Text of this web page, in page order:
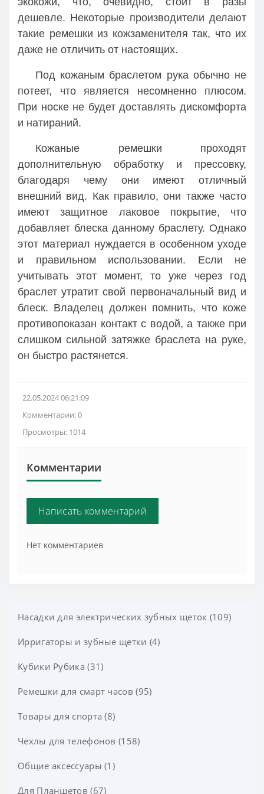
дешевле. Некоторые производители делают
такие ремешки из кожзаменителя так, что их
даже не отличить от настоящих.
Под кожаным браслетом рука обычно не
потеет, что является несомненно плюсом.
При носке не будет доставлять дискомфорта
и натираний.
Кожаные ремешки проходят
дополнительную обработку и прессовку,
благодаря чему они имеют отличный
внешний вид. Как правило, они также часто
имеют защитное лаковое покрытие, что
добавляет блеска данному браслету. Однако
этот материал нуждается в особенном уходе
и правильном использовании. Если не
учитывать этот момент, то уже через год
браслет утратит свой первоначальный вид и
блеск. Владелец должен помнить, что коже
противопоказан контакт с водой, а также при
слишком сильной затяжке браслета на руке,
он быстро растянется.
22.05.2024 06:21:09
Комментарии: 0
Просмотры: 1014
Комментарии
Написать комментарий
Нет комментариев
Насадки для электрических зубных щеток (109)
Насадки Oral-B Braun (56)
Насадки Philips Sonicare (26)
Насадки для Xiaomi Soocas (11)
Насадки для Xiaomi Oclean (11)
Насадки для Xiaomi Mijia Sonic (3)
Насадки Seago (2)
Ирригаторы и зубные щетки (4)
Кубики Рубика (31)
Ремешки для смарт часов (95)
Ремешки для Amazfit T-Rex (3)
Ремешок Xiaomi Zepp E (3)
Ремешок Xiaomi Mi Watch (3)
Ремешок Xiaomi Amazfit Pace (9)
Товары для спорта (8)
Спортивные очки (3)
Спортивные перчатки (5)
Чехлы для телефонов (158)
Чехлы для Asus Zenfone (8)
Чехлы для Sony Xperia (10)
Общие аксессуары (1)
Автодержатель (1)
Для Планшетов (67)